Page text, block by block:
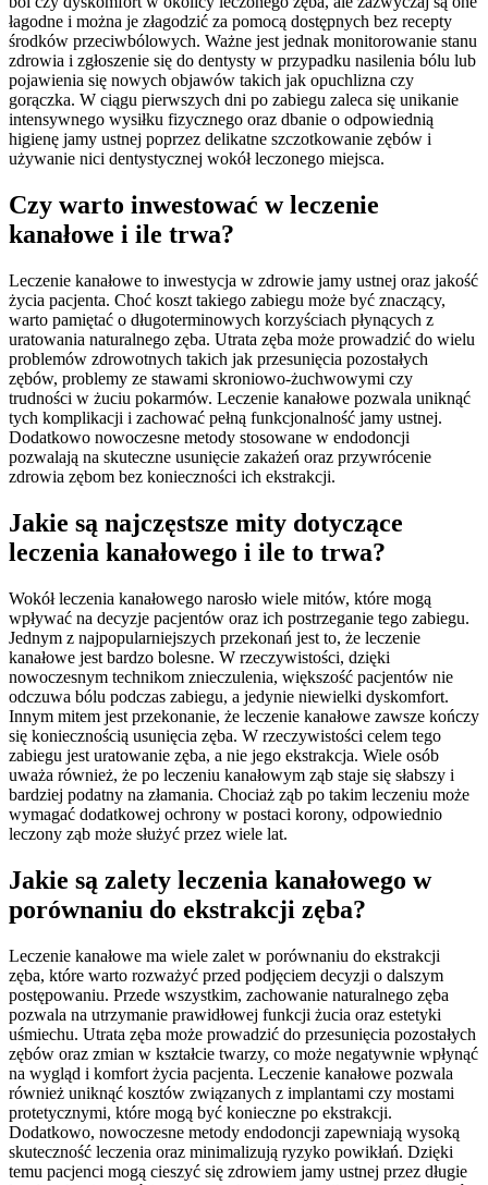
łagodne i można je złagodzić za pomocą dostępnych bez recepty
środków przeciwbólowych. Ważne jest jednak monitorowanie stanu
zdrowia i zgłoszenie się do dentysty w przypadku nasilenia bólu lub
pojawienia się nowych objawów takich jak opuchlizna czy
gorączka. W ciągu pierwszych dni po zabiegu zaleca się unikanie
intensywnego wysiłku fizycznego oraz dbanie o odpowiednią
higienę jamy ustnej poprzez delikatne szczotkowanie zębów i
używanie nici dentystycznej wokół leczonego miejsca.
Czy warto inwestować w leczenie
kanałowe i ile trwa?
Leczenie kanałowe to inwestycja w zdrowie jamy ustnej oraz jakość
życia pacjenta. Choć koszt takiego zabiegu może być znaczący,
warto pamiętać o długoterminowych korzyściach płynących z
uratowania naturalnego zęba. Utrata zęba może prowadzić do wielu
problemów zdrowotnych takich jak przesunięcia pozostałych
zębów, problemy ze stawami skroniowo-żuchwowymi czy
trudności w żuciu pokarmów. Leczenie kanałowe pozwala uniknąć
tych komplikacji i zachować pełną funkcjonalność jamy ustnej.
Dodatkowo nowoczesne metody stosowane w endodoncji
pozwalają na skuteczne usunięcie zakażeń oraz przywrócenie
zdrowia zębom bez konieczności ich ekstrakcji.
Jakie są najczęstsze mity dotyczące
leczenia kanałowego i ile to trwa?
Wokół leczenia kanałowego narosło wiele mitów, które mogą
wpływać na decyzje pacjentów oraz ich postrzeganie tego zabiegu.
Jednym z najpopularniejszych przekonań jest to, że leczenie
kanałowe jest bardzo bolesne. W rzeczywistości, dzięki
nowoczesnym technikom znieczulenia, większość pacjentów nie
odczuwa bólu podczas zabiegu, a jedynie niewielki dyskomfort.
Innym mitem jest przekonanie, że leczenie kanałowe zawsze kończy
się koniecznością usunięcia zęba. W rzeczywistości celem tego
zabiegu jest uratowanie zęba, a nie jego ekstrakcja. Wiele osób
uważa również, że po leczeniu kanałowym ząb staje się słabszy i
bardziej podatny na złamania. Chociaż ząb po takim leczeniu może
wymagać dodatkowej ochrony w postaci korony, odpowiednio
leczony ząb może służyć przez wiele lat.
Jakie są zalety leczenia kanałowego w
porównaniu do ekstrakcji zęba?
Leczenie kanałowe ma wiele zalet w porównaniu do ekstrakcji
zęba, które warto rozważyć przed podjęciem decyzji o dalszym
postępowaniu. Przede wszystkim, zachowanie naturalnego zęba
pozwala na utrzymanie prawidłowej funkcji żucia oraz estetyki
uśmiechu. Utrata zęba może prowadzić do przesunięcia pozostałych
zębów oraz zmian w kształcie twarzy, co może negatywnie wpłynąć
na wygląd i komfort życia pacjenta. Leczenie kanałowe pozwala
również uniknąć kosztów związanych z implantami czy mostami
protetycznymi, które mogą być konieczne po ekstrakcji.
Dodatkowo, nowoczesne metody endodoncji zapewniają wysoką
skuteczność leczenia oraz minimalizują ryzyko powikłań. Dzięki
temu pacjenci mogą cieszyć się zdrowiem jamy ustnej przez długie